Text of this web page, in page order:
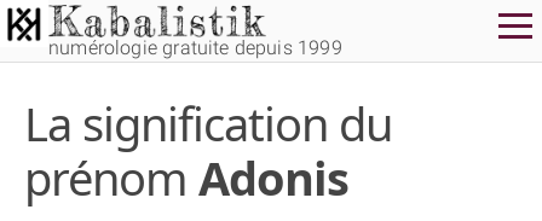
numérologie gratuite depuis 1999
La signification du
prénom Adonis